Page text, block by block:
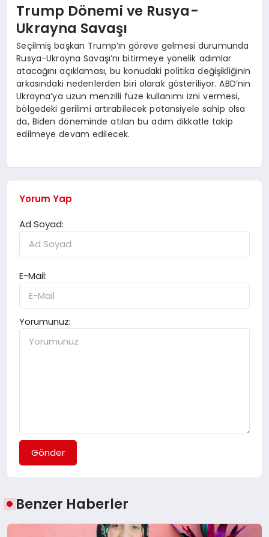
Trump Dönemi ve Rusya-
Ukrayna Savaşı
Seçilmiş başkan Trump’ın göreve gelmesi durumunda
Rusya-Ukrayna Savaşı’nı bitirmeye yönelik adımlar
atacağını açıklaması, bu konudaki politika değişikliğinin
arkasındaki nedenlerden biri olarak gösteriliyor. ABD’nin
Ukrayna’ya uzun menzilli füze kullanımı izni vermesi,
bölgedeki gerilimi artırabilecek potansiyele sahip olsa
da, Biden döneminde atılan bu adım dikkatle takip
edilmeye devam edilecek.
Yorum Yap
Ad Soyad:
E-Mail:
Yorumunuz:
Gönder
Benzer Haberler